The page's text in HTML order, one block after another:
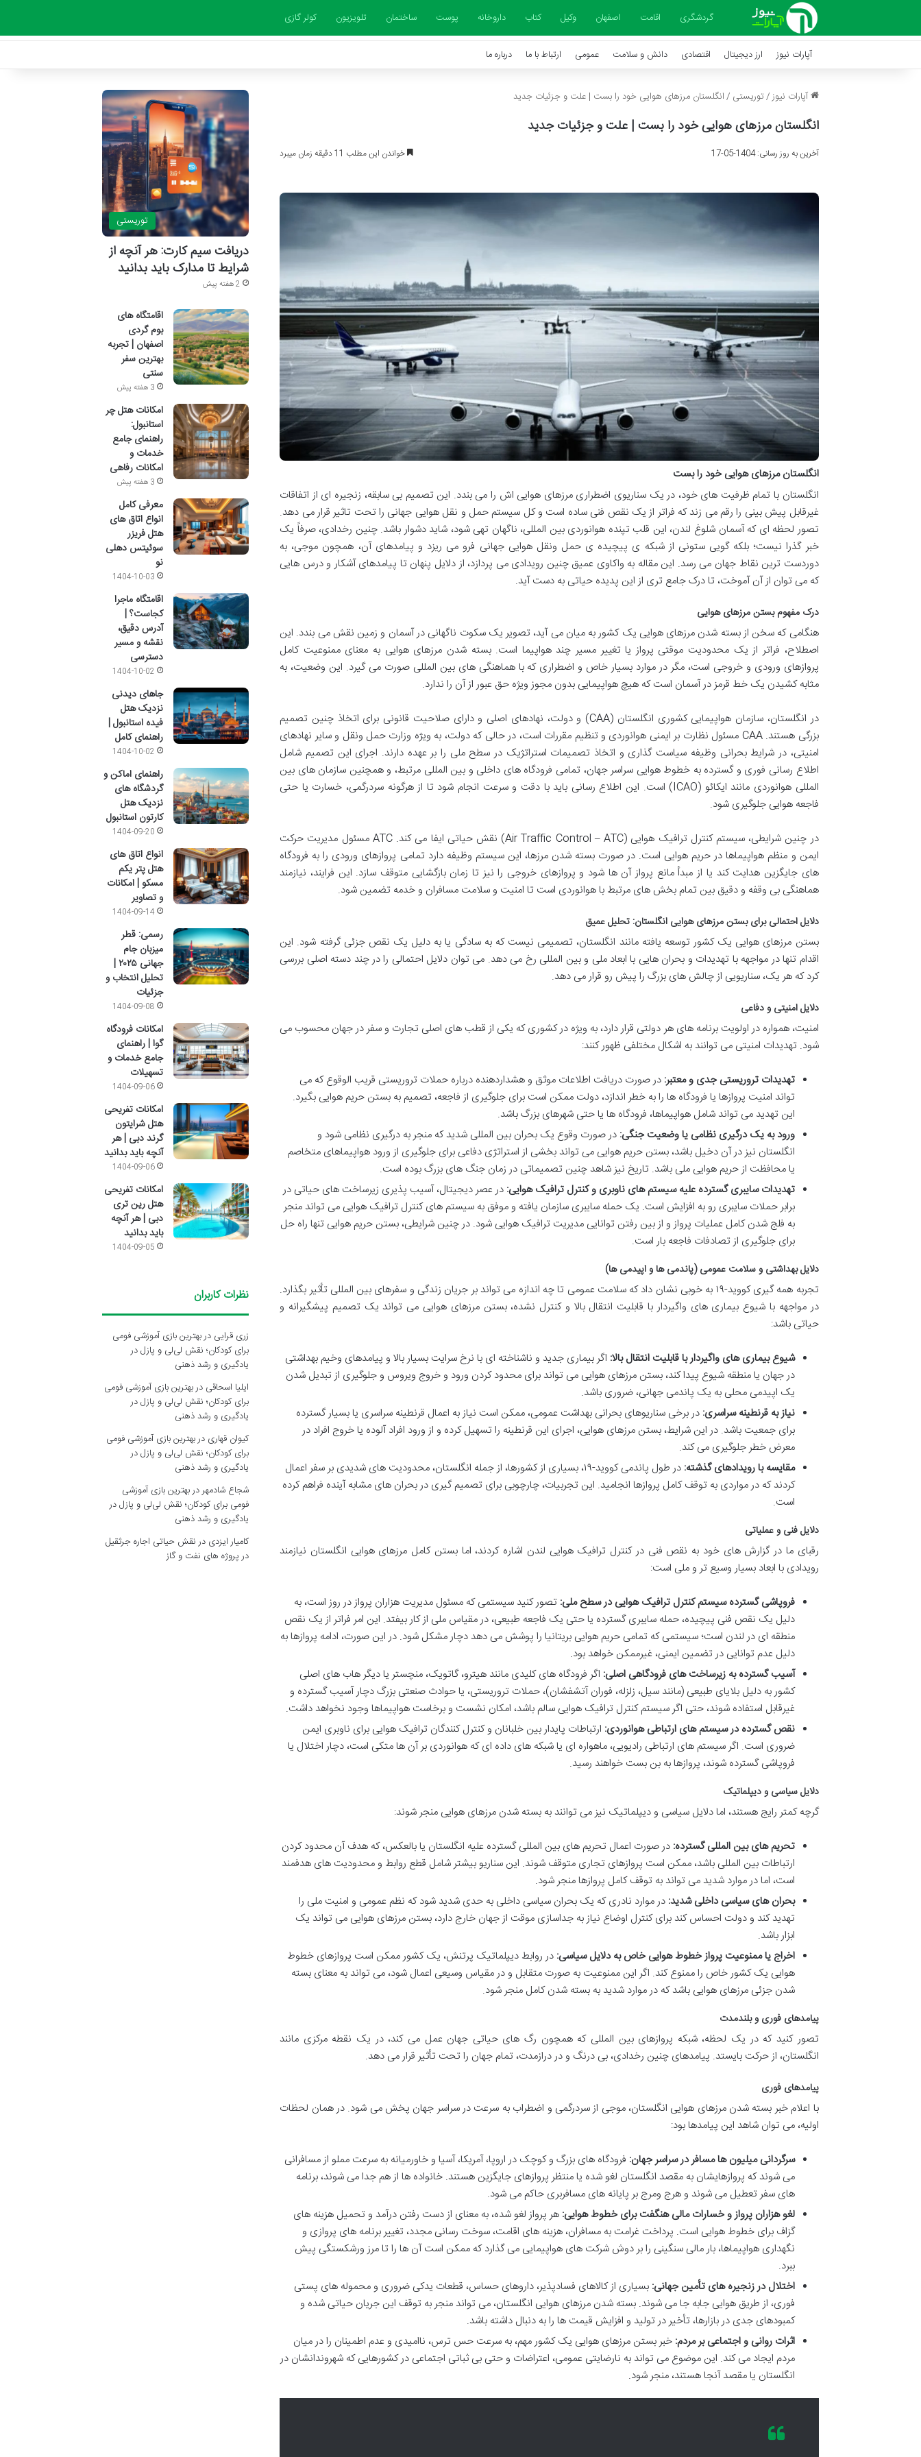
گردشگری اقامت اصفهان وکیل کتاب داروخانه پوست ساختمان تلویزیون کولر گازی
آپارات نیوز ارز دیجیتال اقتصادی دانش و سلامت عمومی ارتباط با ما درباره ما
آپارات نیوز/توریستی /انگلستان مرزهای هوایی خود را بست | علت و جزئیات جدید
انگلستان مرزهای هوایی خود را بست | علت و جزئیات جدید
آخرین به روز رسانی: 1404-05-17 خواندن این مطلب 11 دقیقه زمان میبرد
انگلستان مرزهای هوایی خود را بست
انگلستان با تمام ظرفیت های خود، در یک سناریوی اضطراری مرزهای هوایی اش را می بندد. این تصمیم بی سابقه، زنجیره ای از اتفاقات
غیرقابل پیش بینی را رقم می زند که فراتر از یک نقص فنی ساده است و کل سیستم حمل و نقل هوایی جهانی را تحت تاثیر قرار می دهد.
تصور لحظه ای که آسمان شلوغ لندن، این قلب تپنده هوانوردی بین المللی، ناگهان تهی شود، شاید دشوار باشد. چنین رخدادی، صرفاً یک
خبر گذرا نیست؛ بلکه گویی ستونی از شبکه ی پیچیده ی حمل ونقل هوایی جهانی فرو می ریزد و پیامدهای آن، همچون موجی، به
دوردست ترین نقاط جهان می رسد. این مقاله به واکاوی عمیق چنین رویدادی می پردازد، از دلایل پنهان تا پیامدهای آشکار و درس هایی
که می توان از آن آموخت، تا درک جامع تری از این پدیده حیاتی به دست آید.
درک مفهوم بستن مرزهای هوایی
هنگامی که سخن از بسته شدن مرزهای هوایی یک کشور به میان می آید، تصویر یک سکوت ناگهانی در آسمان و زمین نقش می بندد. این
اصطلاح، فراتر از یک محدودیت موقتی پرواز یا تغییر مسیر چند هواپیما است. بسته شدن مرزهای هوایی به معنای ممنوعیت کامل
پروازهای ورودی و خروجی است، مگر در موارد بسیار خاص و اضطراری که با هماهنگی های بین المللی صورت می گیرد. این وضعیت، به
مثابه کشیدن یک خط قرمز در آسمان است که هیچ هواپیمایی بدون مجوز ویژه حق عبور از آن را ندارد.
در انگلستان، سازمان هواپیمایی کشوری انگلستان (CAA) و دولت، نهادهای اصلی و دارای صلاحیت قانونی برای اتخاذ چنین تصمیم
بزرگی هستند. CAA مسئول نظارت بر ایمنی هوانوردی و تنظیم مقررات است، در حالی که دولت، به ویژه وزارت حمل ونقل و سایر نهادهای
امنیتی، در شرایط بحرانی وظیفه سیاست گذاری و اتخاذ تصمیمات استراتژیک در سطح ملی را بر عهده دارند. اجرای این تصمیم شامل
اطلاع رسانی فوری و گسترده به خطوط هوایی سراسر جهان، تمامی فرودگاه های داخلی و بین المللی مرتبط، و همچنین سازمان های بین
المللی هوانوردی مانند ایکائو (ICAO) است. این اطلاع رسانی باید با دقت و سرعت انجام شود تا از هرگونه سردرگمی، خسارت یا حتی
فاجعه هوایی جلوگیری شود.
در چنین شرایطی، سیستم کنترل ترافیک هوایی (Air Traffic Control – ATC) نقش حیاتی ایفا می کند. ATC مسئول مدیریت حرکت
ایمن و منظم هواپیماها در حریم هوایی است. در صورت بسته شدن مرزها، این سیستم وظیفه دارد تمامی پروازهای ورودی را به فرودگاه
های جایگزین هدایت کند یا از مبدأ مانع پرواز آن ها شود و پروازهای خروجی را نیز تا زمان بازگشایی متوقف سازد. این فرایند، نیازمند
هماهنگی بی وقفه و دقیق بین تمام بخش های مرتبط با هوانوردی است تا امنیت و سلامت مسافران و خدمه تضمین شود.
دلایل احتمالی برای بستن مرزهای هوایی انگلستان: تحلیل عمیق
بستن مرزهای هوایی یک کشور توسعه یافته مانند انگلستان، تصمیمی نیست که به سادگی یا به دلیل یک نقص جزئی گرفته شود. این
اقدام تنها در مواجهه با تهدیدات و بحران هایی با ابعاد ملی و بین المللی رخ می دهد. می توان دلایل احتمالی را در چند دسته اصلی بررسی
کرد که هر یک، سناریویی از چالش های بزرگ را پیش رو قرار می دهد.
دلایل امنیتی و دفاعی
امنیت، همواره در اولویت برنامه های هر دولتی قرار دارد، به ویژه در کشوری که یکی از قطب های اصلی تجارت و سفر در جهان محسوب می
شود. تهدیدات امنیتی می توانند به اشکال مختلفی ظهور کنند:
تهدیدات تروریستی جدی و معتبر: در صورت دریافت اطلاعات موثق و هشداردهنده درباره حملات تروریستی قریب الوقوع که می
تواند امنیت پروازها یا فرودگاه ها را به خطر اندازد، دولت ممکن است برای جلوگیری از فاجعه، تصمیم به بستن حریم هوایی بگیرد.
این تهدید می تواند شامل هواپیماها، فرودگاه ها یا حتی شهرهای بزرگ باشد.
ورود به یک درگیری نظامی یا وضعیت جنگی: در صورت وقوع یک بحران بین المللی شدید که منجر به درگیری نظامی شود و
انگلستان نیز در آن دخیل باشد، بستن حریم هوایی می تواند بخشی از استراتژی دفاعی برای جلوگیری از ورود هواپیماهای متخاصم
یا محافظت از حریم هوایی ملی باشد. تاریخ نیز شاهد چنین تصمیماتی در زمان جنگ های بزرگ بوده است.
تهدیدات سایبری گسترده علیه سیستم های ناوبری و کنترل ترافیک هوایی: در عصر دیجیتال، آسیب پذیری زیرساخت های حیاتی در
برابر حملات سایبری رو به افزایش است. یک حمله سایبری سازمان یافته و موفق به سیستم های کنترل ترافیک هوایی می تواند منجر
به فلج شدن کامل عملیات پرواز و از بین رفتن توانایی مدیریت ترافیک هوایی شود. در چنین شرایطی، بستن حریم هوایی تنها راه حل
برای جلوگیری از تصادفات فاجعه بار است.
دلایل بهداشتی و سلامت عمومی (پاندمی ها و اپیدمی ها)
تجربه همه گیری کووید-۱۹ به خوبی نشان داد که سلامت عمومی تا چه اندازه می تواند بر جریان زندگی و سفرهای بین المللی تأثیر بگذارد.
در مواجهه با شیوع بیماری های واگیردار با قابلیت انتقال بالا و کنترل نشده، بستن مرزهای هوایی می تواند یک تصمیم پیشگیرانه و
حیاتی باشد:
شیوع بیماری های واگیردار با قابلیت انتقال بالا: اگر بیماری جدید و ناشناخته ای با نرخ سرایت بسیار بالا و پیامدهای وخیم بهداشتی
در جهان یا منطقه شیوع پیدا کند، بستن مرزهای هوایی می تواند برای محدود کردن ورود و خروج ویروس و جلوگیری از تبدیل شدن
یک اپیدمی محلی به یک پاندمی جهانی، ضروری باشد.
نیاز به قرنطینه سراسری: در برخی سناریوهای بحرانی بهداشت عمومی، ممکن است نیاز به اعمال قرنطینه سراسری یا بسیار گسترده
برای جمعیت باشد. در این شرایط، بستن مرزهای هوایی، اجرای این قرنطینه را تسهیل کرده و از ورود افراد آلوده یا خروج افراد در
معرض خطر جلوگیری می کند.
مقایسه با رویدادهای گذشته:
در طول پاندمی کووید-۱۹، بسیاری از کشورها، از جمله انگلستان، محدودیت های شدیدی بر سفر اعمال
کردند که در مواردی به توقف کامل پروازها انجامید. این تجربیات، چارچوبی برای تصمیم گیری در بحران های مشابه آینده فراهم کرده
است.
دلایل فنی و عملیاتی
رقبای ما در گزارش های خود به نقص فنی در کنترل ترافیک هوایی لندن اشاره کردند، اما بستن کامل مرزهای هوایی انگلستان نیازمند
رویدادی با ابعاد بسیار وسیع تر و ملی است:
فروپاشی گسترده سیستم کنترل ترافیک هوایی در سطح ملی: تصور کنید سیستمی که مسئول مدیریت هزاران پرواز در روز است، به
دلیل یک نقص فنی پیچیده، حمله سایبری گسترده یا حتی یک فاجعه طبیعی، در مقیاس ملی از کار بیفتد. این امر فراتر از یک نقص
منطقه ای در لندن است؛ سیستمی که تمامی حریم هوایی بریتانیا را پوشش می دهد دچار مشکل شود. در این صورت، ادامه پروازها به
دلیل عدم توانایی در تضمین ایمنی، غیرممکن خواهد بود.
آسیب گسترده به زیرساخت های فرودگاهی اصلی: اگر فرودگاه های کلیدی مانند هیترو، گاتویک، منچستر یا دیگر هاب های اصلی
کشور به دلیل بلایای طبیعی (مانند سیل، زلزله، فوران آتشفشان)، حملات تروریستی، یا حوادث صنعتی بزرگ دچار آسیب گسترده و
غیرقابل استفاده شوند، حتی اگر سیستم کنترل ترافیک هوایی سالم باشد، امکان نشست و برخاست هواپیماها وجود نخواهد داشت.
نقص گسترده در سیستم های ارتباطی هوانوردی: ارتباطات پایدار بین خلبانان و کنترل کنندگان ترافیک هوایی برای ناوبری ایمن
ضروری است. اگر سیستم های ارتباطی رادیویی، ماهواره ای یا شبکه های داده ای که هوانوردی بر آن ها متکی است، دچار اختلال یا
فروپاشی گسترده شوند، پروازها به بن بست خواهند رسید.
دلایل سیاسی و دیپلماتیک
گرچه کمتر رایج هستند، اما دلایل سیاسی و دیپلماتیک نیز می توانند به بسته شدن مرزهای هوایی منجر شوند:
تحریم های بین المللی گسترده: در صورت اعمال تحریم های بین المللی گسترده علیه انگلستان یا بالعکس، که هدف آن محدود کردن
ارتباطات بین المللی باشد، ممکن است پروازهای تجاری متوقف شوند. این سناریو بیشتر شامل قطع روابط و محدودیت های هدفمند
است، اما در موارد شدید می تواند به توقف کامل پروازها منجر شود.
بحران های سیاسی داخلی شدید: در موارد نادری که یک بحران سیاسی داخلی به حدی شدید شود که نظم عمومی و امنیت ملی را
تهدید کند و دولت احساس کند برای کنترل اوضاع نیاز به جداسازی موقت از جهان خارج دارد، بستن مرزهای هوایی می تواند یک
ابزار باشد.
اخراج یا ممنوعیت پرواز خطوط هوایی خاص به دلایل سیاسی: در روابط دیپلماتیک پرتنش، یک کشور ممکن است پروازهای خطوط
هوایی یک کشور خاص را ممنوع کند. اگر این ممنوعیت به صورت متقابل و در مقیاس وسیعی اعمال شود، می تواند به معنای بسته
شدن جزئی مرزهای هوایی باشد که در موارد شدید به بسته شدن کامل منجر شود.
پیامدهای فوری و بلندمدت
تصور کنید که در یک لحظه، شبکه پروازهای بین المللی که همچون رگ های حیاتی جهان عمل می کند، در یک نقطه مرکزی مانند
انگلستان، از حرکت بایستد. پیامدهای چنین رخدادی، بی درنگ و در درازمدت، تمام جهان را تحت تأثیر قرار می دهد.
پیامدهای فوری
با اعلام خبر بسته شدن مرزهای هوایی انگلستان، موجی از سردرگمی و اضطراب به سرعت در سراسر جهان پخش می شود. در همان لحظات
اولیه، می توان شاهد این پیامدها بود:
سرگردانی میلیون ها مسافر در سراسر جهان: فرودگاه های بزرگ و کوچک در اروپا، آمریکا، آسیا و خاورمیانه به سرعت مملو از مسافرانی
می شوند که پروازهایشان به مقصد انگلستان لغو شده یا منتظر پروازهای جایگزین هستند. خانواده ها از هم جدا می شوند، برنامه
های سفر تعطیل می شوند و هرج ومرج بر پایانه های مسافربری حاکم می شود.
لغو هزاران پرواز و خسارات مالی هنگفت برای خطوط هوایی: هر پرواز لغو شده، به معنای از دست رفتن درآمد و تحمیل هزینه های
گزاف برای خطوط هوایی است. پرداخت غرامت به مسافران، هزینه های اقامت، سوخت رسانی مجدد، تغییر برنامه های پروازی و
نگهداری هواپیماها، بار مالی سنگینی را بر دوش شرکت های هواپیمایی می گذارد که ممکن است آن ها را تا مرز ورشکستگی پیش
ببرد.
اختلال در زنجیره های تأمین جهانی: بسیاری از کالاهای فسادپذیر، داروهای حساس، قطعات یدکی ضروری و محموله های پستی
فوری، از طریق هوایی جابه جا می شوند. بسته شدن مرزهای هوایی انگلستان، می تواند منجر به توقف این جریان حیاتی شده و
کمبودهای جدی در بازارها، تأخیر در تولید و افزایش قیمت ها را به دنبال داشته باشد.
اثرات روانی و اجتماعی بر مردم: خبر بستن مرزهای هوایی یک کشور مهم، به سرعت حس ترس، ناامیدی و عدم اطمینان را در میان
مردم ایجاد می کند. این موضوع می تواند به نارضایتی عمومی، اعتراضات و حتی بی ثباتی اجتماعی در کشورهایی که شهروندانشان در
انگلستان یا مقصد آنجا هستند، منجر شود.
توریستی
دریافت سیم کارت: هر آنچه از
شرایط تا مدارک باید بدانید
2 هفته پیش
اقامتگاه های
بوم گردی
اصفهان | تجربه
بهترین سفر
سنتی
3 هفته پیش
امکانات هتل چر
استانبول:
راهنمای جامع
خدمات و
امکانات رفاهی
3 هفته پیش
معرفی کامل
انواع اتاق های
هتل فریزر
سوئیتس دهلی
نو
1404-10-03
اقامتگاه ماجرا
کجاست؟ |
آدرس دقیق،
نقشه و مسیر
دسترسی
1404-10-02
جاهای دیدنی
نزدیک هتل
فیده استانبول |
راهنمای کامل
1404-10-02
راهنمای اماکن و
گردشگاه های
نزدیک هتل
کارتون استانبول
1404-09-20
انواع اتاق های
هتل پتر یکم
مسکو | امکانات
و تصاویر
1404-09-14
رسمی: قطر
میزبان جام
جهانی ۲۰۲۵ |
تحلیل انتخاب و
جزئیات
1404-09-08
امکانات فرودگاه
گوا | راهنمای
جامع خدمات و
تسهیلات
1404-09-06
امکانات تفریحی
هتل شرایتون
گرند دبی | هر
آنچه باید بدانید
1404-09-06
امکانات تفریحی
هتل رین تری
دبی | هر آنچه
باید بدانید
1404-09-05
نظرات کاربران
زری قرایی دربهترین بازی آموزشی فومی
برای کودکان؛ نقش لی‌لی و پازل در
یادگیری و رشد ذهنی
ایلیا اسحاقی دربهترین بازی آموزشی فومی
برای کودکان؛ نقش لی‌لی و پازل در
یادگیری و رشد ذهنی
کیوان قهاری دربهترین بازی آموزشی فومی
برای کودکان؛ نقش لی‌لی و پازل در
یادگیری و رشد ذهنی
شجاع شادمهردربهترین بازی آموزشی
فومی برای کودکان؛ نقش لی‌لی و پازل در
یادگیری و رشد ذهنی
کامیار ایزدی درنقش حیاتی اجاره جرثقیل
در پروژه های نفت و گاز